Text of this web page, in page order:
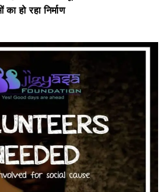
हो रहा निर्माण